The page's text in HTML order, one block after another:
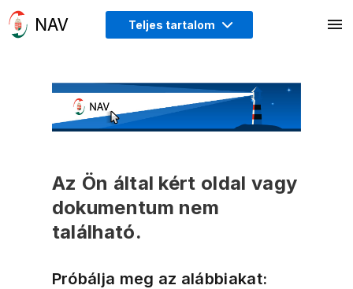
Teljes tartalom
Az Ön által kért oldal vagy
dokumentum nem
található.
Próbálja meg az alábbiakat: